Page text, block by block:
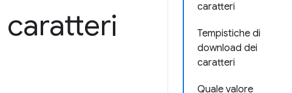
caratteri
Tempistiche di
download dei
caratteri
Quale valore